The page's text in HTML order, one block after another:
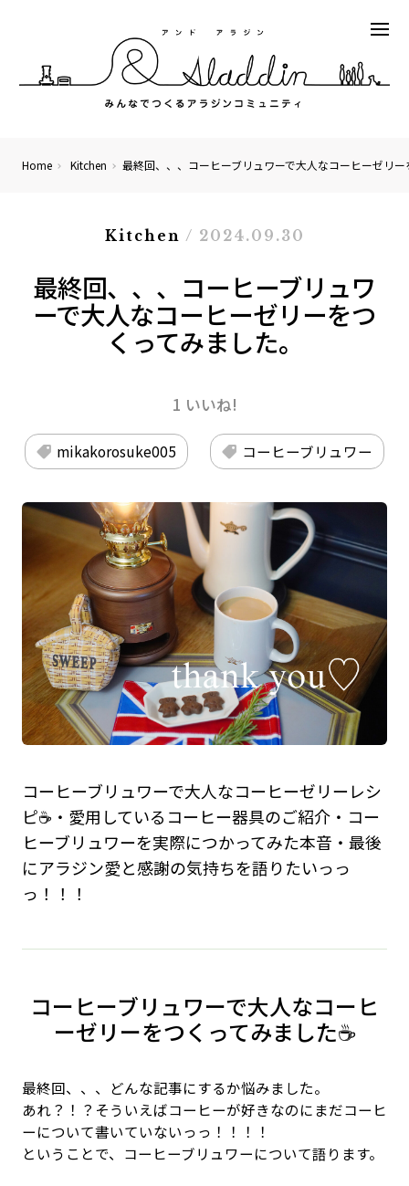
Home Kitchen 最終回、、、コーヒーブリュワーで大人なコーヒーゼリ
Kitchen / 2024.09.30
最終回、、、コーヒーブリュワ
ーで大人なコーヒーゼリーをつ
くってみました。
1 いいね!
mikakorosuke005 コーヒーブリュワー
コーヒーブリュワーで大人なコーヒーゼリーレシ
ピ☕️・愛用しているコーヒー器具のご紹介・コー
ヒーブリュワーを実際につかってみた本音・最後
にアラジン愛と感謝の気持ちを語りたいっっ
っ！！！
コーヒーブリュワーで大人なコーヒ
ーゼリーをつくってみました☕️
最終回、、、どんな記事にするか悩みました。
あれ？！？そういえばコーヒーが好きなのにまだコーヒ
ーについて書いていないっっ！！！！
ということで、コーヒーブリュワーについて語ります。